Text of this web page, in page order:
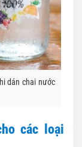
dán chai nước
các loại